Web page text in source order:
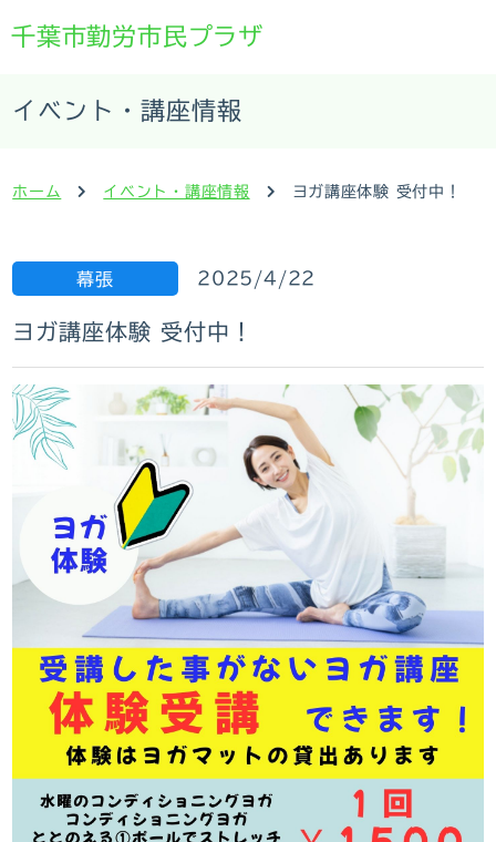
千葉市勤労市民プラザ
イベント・講座情報
ホーム イベント・講座情報 ヨガ講座体験 受付中！
幕張 2025/4/22
ヨガ講座体験 受付中！